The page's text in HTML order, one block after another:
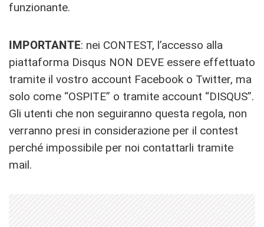
funzionante.
IMPORTANTE: nei CONTEST, l’accesso alla
piattaforma Disqus NON DEVE essere effettuato
tramite il vostro account Facebook o Twitter, ma
solo come “OSPITE” o tramite account “DISQUS”.
Gli utenti che non seguiranno questa regola, non
verranno presi in considerazione per il contest
perché impossibile per noi contattarli tramite
mail.